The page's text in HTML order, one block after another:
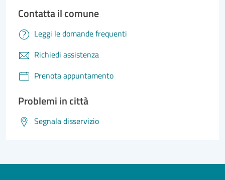
Contatta il comune
Leggi le domande frequenti
Richiedi assistenza
Prenota appuntamento
Problemi in città
Segnala disservizio